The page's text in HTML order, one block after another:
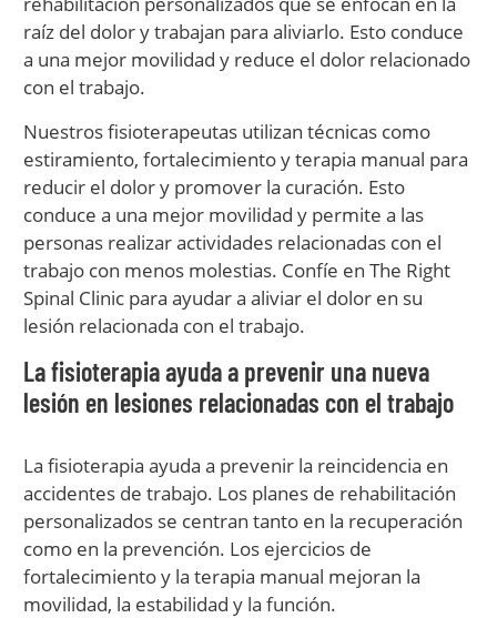
raíz del dolor y trabajan para aliviarlo. Esto conduce
a una mejor movilidad y reduce el dolor relacionado
con el trabajo.
Nuestros fisioterapeutas utilizan técnicas como
estiramiento, fortalecimiento y terapia manual para
reducir el dolor y promover la curación. Esto
conduce a una mejor movilidad y permite a las
personas realizar actividades relacionadas con el
trabajo con menos molestias. Confíe en The Right
Spinal Clinic para ayudar a aliviar el dolor en su
lesión relacionada con el trabajo.
La fisioterapia ayuda a prevenir una nueva
lesión en lesiones relacionadas con el trabajo
La fisioterapia ayuda a prevenir la reincidencia en
accidentes de trabajo. Los planes de rehabilitación
personalizados se centran tanto en la recuperación
como en la prevención. Los ejercicios de
fortalecimiento y la terapia manual mejoran la
movilidad, la estabilidad y la función.